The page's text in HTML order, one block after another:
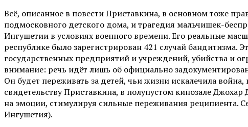
Всё, описанное в повести Приставкина, в основном тоже
подмосковного детского дома, и трагедия мальчишек-
Ингушетии в условиях военного времени. Его реальные
республике было зарегистрирован 421 случай
государственных предприятий и учреждений, убийства и
внимание: речь идёт лишь об официально
Он будет переживать за детей, чьи жизни искалечила
свидетельству Приставкина, в полупустом кинозале
на эмоции, стимулируя сильные переживания реципиента.
Ингушетия).